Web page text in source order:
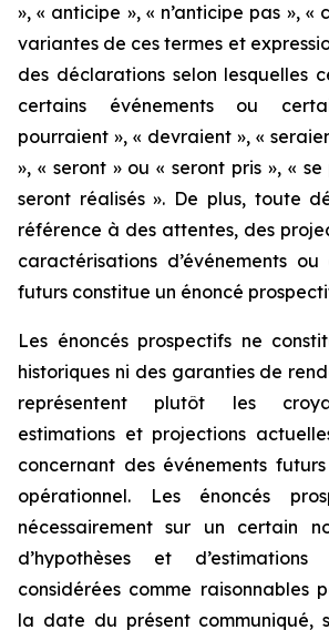
», « anticipe », « n’anticipe pas », «
variantes de ces termes et
des déclarations selon lesquelles
certains événements ou
pourraient », « devraient », «
», « seront » ou « seront pris », «
seront réalisés ». De plus, toute
référence à des attentes, des
caractérisations d’événements
futurs constitue un énoncé
Les énoncés prospectifs ne
historiques ni des garanties de
représentent plutôt les
estimations et projections
concernant des événements
opérationnel. Les énoncés
nécessairement sur un certain
d’hypothèses et
considérées comme raisonnables
la date du présent communiqué,